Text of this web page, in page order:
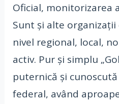
Oficial, monitorizarea
Sunt și alte
nivel regional, local,
activ. Pur și simplu
puternică și
federal, având